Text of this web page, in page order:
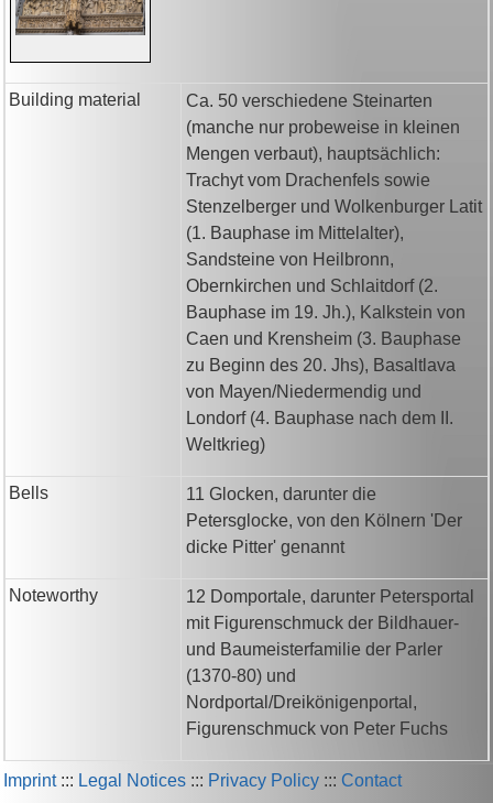
Building material
Ca. 50 verschiedene Steinarten
(manche nur probeweise in kleinen
Mengen verbaut), hauptsächlich:
Trachyt vom Drachenfels sowie
Stenzelberger und Wolkenburger Latit
(1. Bauphase im Mittelalter),
Sandsteine von Heilbronn,
Obernkirchen und Schlaitdorf (2.
Bauphase im 19. Jh.), Kalkstein von
Caen und Krensheim (3. Bauphase
zu Beginn des 20. Jhs), Basaltlava
von Mayen/Niedermendig und
Londorf (4. Bauphase nach dem II.
Weltkrieg)
Bells
11 Glocken, darunter die
Petersglocke, von den Kölnern 'Der
dicke Pitter' genannt
Noteworthy
12 Domportale, darunter Petersportal
mit Figurenschmuck der Bildhauer-
und Baumeisterfamilie der Parler
(1370-80) und
Nordportal/Dreikönigenportal,
Figurenschmuck von Peter Fuchs
Imprint::: Legal Notices ::: Privacy Policy ::: Contact